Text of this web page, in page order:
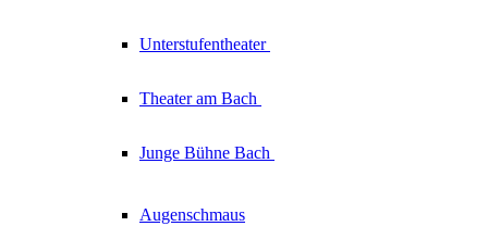
Unterstufentheater
Theater am Bach
Junge Bühne Bach
Augenschmaus